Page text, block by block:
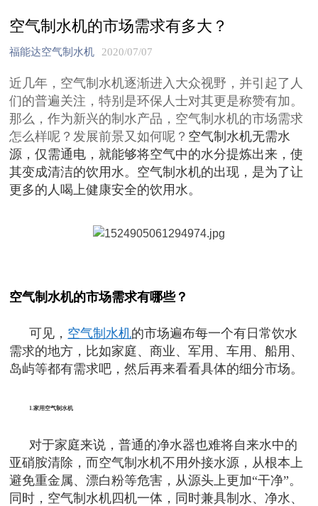
空气制水机的市场需求有多大？
福能达空气制水机 2020/07/07
近几年，空气制水机逐渐进入大众视野，并引起了人
们的普遍关注，特别是环保人士对其更是称赞有加。
那么，作为新兴的制水产品，空气制水机的市场需求
怎么样呢？发展前景又如何呢？ 空气制水机无需水
源，仅需通电，就能够将空气中的水分提炼出来，使
其变成清洁的饮用水。空气制水机的出现，是为了让
更多的人喝上健康安全的饮用水。
空气制水机的市场需求有哪些？
可见， 空气制水机的市场遍布每一个有日常饮水
需求的地方，比如家庭、商业、军用、车用、船用、
岛屿等都有需求吧，然后再来看看具体的细分市场。
1.家用空气制水机
对于家庭来说，普通的净水器也难将自来水中的
亚硝胺清除，而空气制水机不用外接水源，从根本上
避免重金属、漂白粉等危害，从源头上更加“干净”。
同时，空气制水机四机一体，同时兼具制水、净水、